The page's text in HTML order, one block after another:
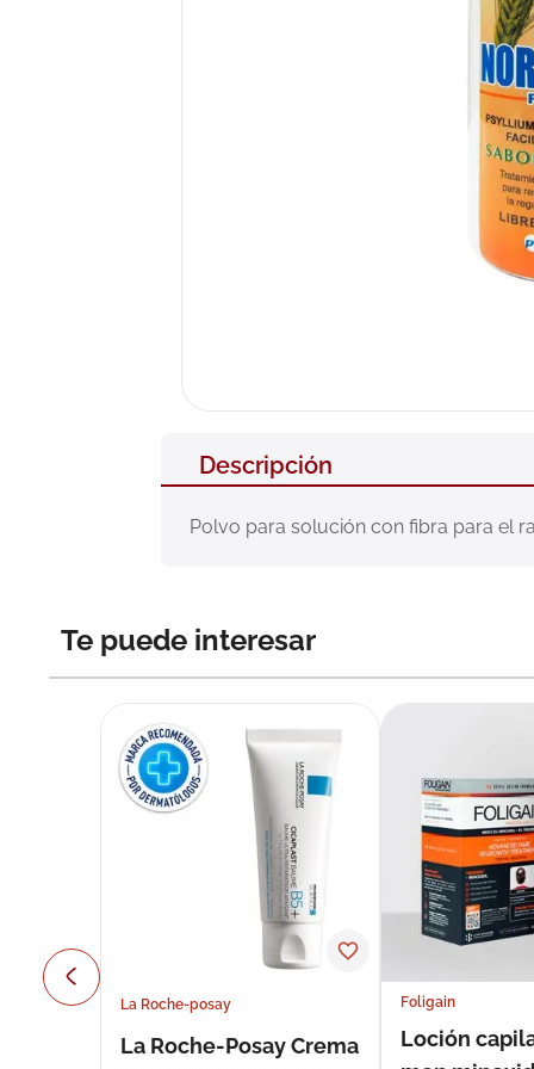
Descripción
Polvo para solución con fibra para el
Te puede interesar
La Roche-posay
La Roche-Posay Crema
Foligain
Loción
pañales